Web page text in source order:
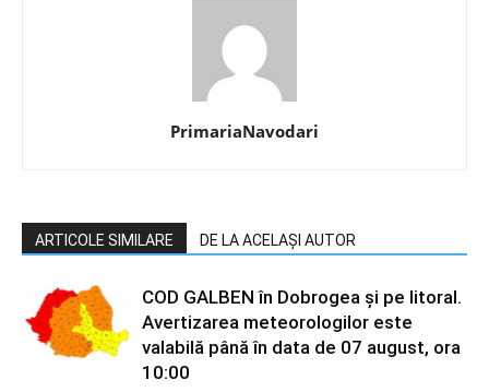
PrimariaNavodari
ARTICOLE SIMILARE DE LA ACELAȘI AUTOR
COD GALBEN în Dobrogea și pe litoral.
Avertizarea meteorologilor este
valabilă până în data de 07 august, ora
10:00